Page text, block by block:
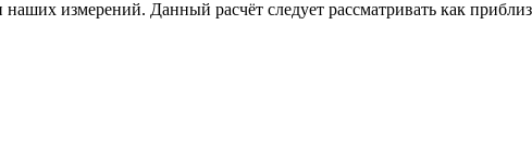
измерений. Данный расчёт следует рассматривать как